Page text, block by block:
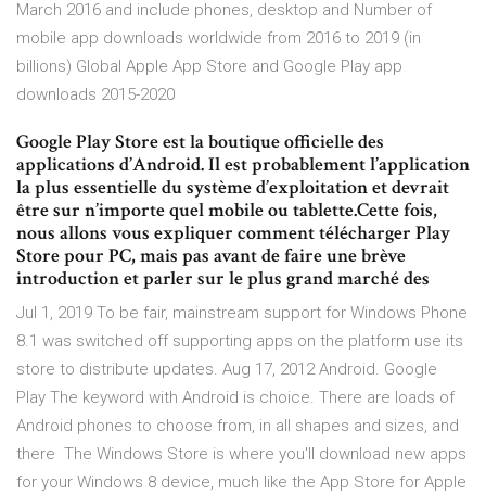
March 2016 and include phones, desktop and Number of
mobile app downloads worldwide from 2016 to 2019 (in
billions) Global Apple App Store and Google Play app
downloads 2015-2020
Google Play Store est la boutique officielle des
applications d’Android. Il est probablement l’application
la plus essentielle du système d’exploitation et devrait
être sur n’importe quel mobile ou tablette.Cette fois,
nous allons vous expliquer comment télécharger Play
Store pour PC, mais pas avant de faire une brève
introduction et parler sur le plus grand marché des
Jul 1, 2019 To be fair, mainstream support for Windows Phone
8.1 was switched off supporting apps on the platform use its
store to distribute updates. Aug 17, 2012 Android. Google
Play The keyword with Android is choice. There are loads of
Android phones to choose from, in all shapes and sizes, and
there The Windows Store is where you'll download new apps
for your Windows 8 device, much like the App Store for Apple